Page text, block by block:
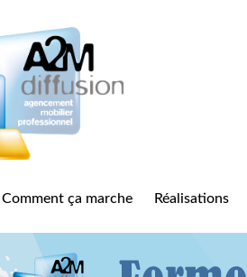
comment ça marche réalisations